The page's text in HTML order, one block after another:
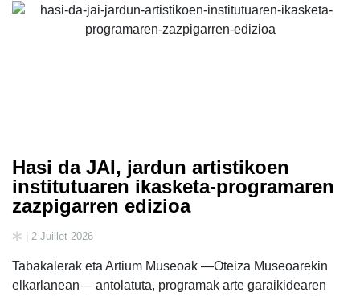
Hasi da JAI, jardun artistikoen
institutuaren ikasketa-programaren
zazpigarren edizioa
| 2 Juillet 2026
Tabakalerak eta Artium Museoak —Oteiza Museoarekin
elkarlanean— antolatuta, programak arte garaikidearen